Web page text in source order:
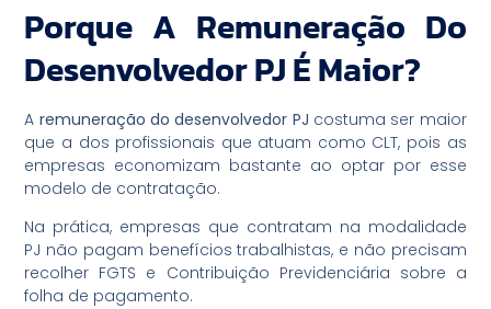
Porque A Remuneração Do
Desenvolvedor PJ É Maior?
A remuneração do desenvolvedor PJ costuma ser maior
que a dos profissionais que atuam como CLT, pois as
empresas economizam bastante ao optar por esse
modelo de contratação.
Na prática, empresas que contratam na modalidade
PJ não pagam benefícios trabalhistas, e não precisam
recolher FGTS e Contribuição Previdenciária sobre a
folha de pagamento.